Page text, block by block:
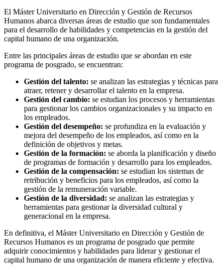
El Máster Universitario en Dirección y Gestión de Recursos
Humanos abarca diversas áreas de estudio que son fundamentales
para el desarrollo de habilidades y competencias en la gestión del
capital humano de una organización.
Entre las principales áreas de estudio que se abordan en este
programa de posgrado, se encuentran:
Gestión del talento: se analizan las estrategias y técnicas para
atraer, retener y desarrollar el talento en la empresa.
Gestión del cambio: se estudian los procesos y herramientas
para gestionar los cambios organizacionales y su impacto en
los empleados.
Gestión del desempeño: se profundiza en la evaluación y
mejora del desempeño de los empleados, así como en la
definición de objetivos y metas.
Gestión de la formación: se aborda la planificación y diseño
de programas de formación y desarrollo para los empleados.
Gestión de la compensación: se estudian los sistemas de
retribución y beneficios para los empleados, así como la
gestión de la remuneración variable.
Gestión de la diversidad: se analizan las estrategias y
herramientas para gestionar la diversidad cultural y
generacional en la empresa.
En definitiva, el Máster Universitario en Dirección y Gestión de
Recursos Humanos es un programa de posgrado que permite
adquirir conocimientos y habilidades para liderar y gestionar el
capital humano de una organización de manera eficiente y efectiva.